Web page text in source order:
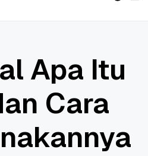
Apa Itu
Cara